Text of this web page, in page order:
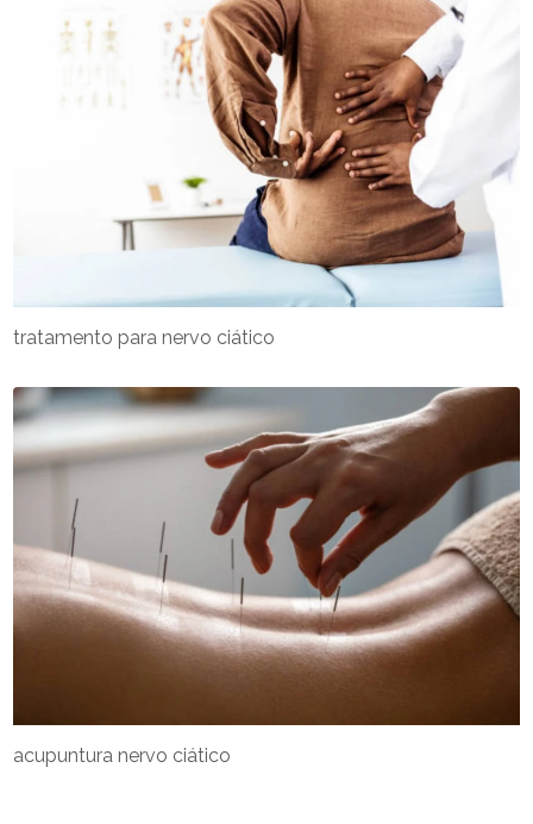
acupuntura nervo ciático
tratamento para nervo ciático